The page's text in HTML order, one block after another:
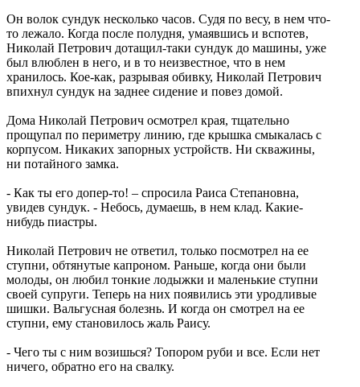
Он волок сундук несколько часов. Судя по весу, в нем что-
то лежало. Когда после полудня, умаявшись и вспотев,
Николай Петрович дотащил-таки сундук до машины, уже
был влюблен в него, и в то неизвестное, что в нем
хранилось. Кое-как, разрывая обивку, Николай Петрович
впихнул сундук на заднее сидение и повез домой.
Дома Николай Петрович осмотрел края, тщательно
прощупал по периметру линию, где крышка смыкалась с
корпусом. Никаких запорных устройств. Ни скважины,
ни потайного замка.
- Как ты его допер-то! – спросила Раиса Степановна,
увидев сундук. - Небось, думаешь, в нем клад. Какие-
нибудь пиастры.
Николай Петрович не ответил, только посмотрел на ее
ступни, обтянутые капроном. Раньше, когда они были
молоды, он любил тонкие лодыжки и маленькие ступни
своей супруги. Теперь на них появились эти уродливые
шишки. Вальгусная болезнь. И когда он смотрел на ее
ступни, ему становилось жаль Раису.
- Чего ты с ним возишься? Топором руби и все. Если нет
ничего, обратно его на свалку.